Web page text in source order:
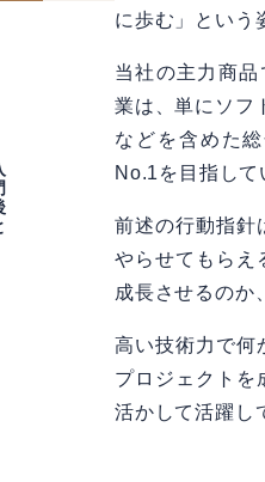
に歩む」という
当社の主力商
業は、単にソフ
などを含めた
No.1を目指して
前述の行動指針
やらせてもらえ
成長させるのか
高い技術力で何
プロジェクトを
活かして活躍し